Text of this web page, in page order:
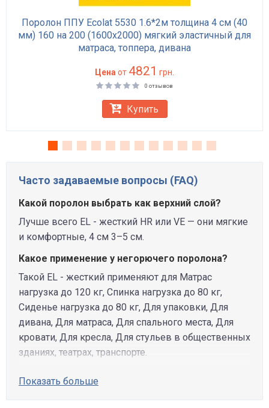
Поролон ППУ Ecolat 5530 1.6*2м толщина 4 см (40
мм) 160 на 200 (1600х2000) мягкий эластичный для
матраса, топпера, дивана
Цена от 4821 грн.
0 отзывов
Купить
Часто задаваемые вопросы (FAQ)
Какой поролон выбрать как верхний слой?
Лучше всего EL - жесткий HR или VE — они мягкие
и комфортные, 4 см 3–5 см.
Какое применение у негорючего поролона?
Такой EL - жесткий применяют для Матрас
нагрузка до 120 кг, Спинка нагрузка до 80 кг,
Сиденье нагрузка до 80 кг, Для упаковки, Для
дивана, Для матраса, Для спального места, Для
кровати, Для кресла, Для стульев в общественных
зданиях, театрах, транспорте.
Показать больше